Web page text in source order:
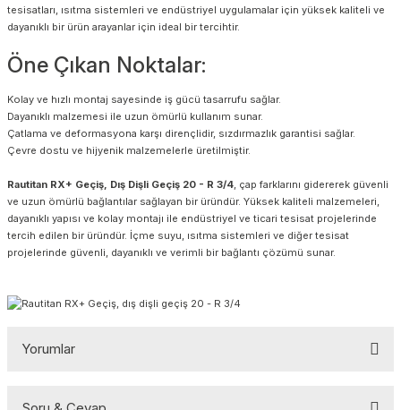
tesisatları, ısıtma sistemleri ve endüstriyel uygulamalar için yüksek kaliteli ve
dayanıklı bir ürün arayanlar için ideal bir tercihtir.
Öne Çıkan Noktalar:
Kolay ve hızlı montaj sayesinde iş gücü tasarrufu sağlar.
Dayanıklı malzemesi ile uzun ömürlü kullanım sunar.
Çatlama ve deformasyona karşı dirençlidir, sızdırmazlık garantisi sağlar.
Çevre dostu ve hijyenik malzemelerle üretilmiştir.
Rautitan RX+ Geçiş, Dış Dişli Geçiş 20 - R 3/4 , çap farklarını gidererek güvenli
ve uzun ömürlü bağlantılar sağlayan bir üründür. Yüksek kaliteli malzemeleri,
dayanıklı yapısı ve kolay montajı ile endüstriyel ve ticari tesisat projelerinde
tercih edilen bir üründür. İçme suyu, ısıtma sistemleri ve diğer tesisat
projelerinde güvenli, dayanıklı ve verimli bir bağlantı çözümü sunar.
Yorumlar